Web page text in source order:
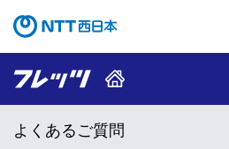
コンテンツのリンクナビ
よくあるご質問